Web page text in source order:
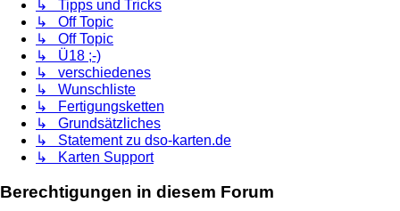
↳ Tipps und Tricks
↳ Off Topic
↳ Off Topic
↳ Ü18 ;-)
↳ verschiedenes
↳ Wunschliste
↳ Fertigungsketten
↳ Grundsätzliches
↳ Statement zu dso-karten.de
↳ Karten Support
Berechtigungen in diesem Forum